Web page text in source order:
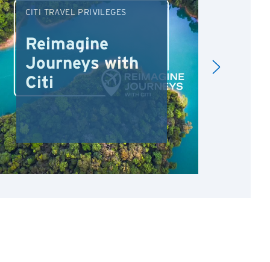
CITI TRAVEL PRIVILEGES
Reimagine
Journeys with
Citi